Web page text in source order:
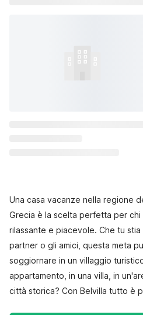
Una casa vacanze nella regione
Grecia è la scelta perfetta per chi
rilassante e piacevole. Che tu
partner o gli amici, questa meta
soggiornare in un villaggio
appartamento, in una villa, in
città storica? Con Belvilla tutto è